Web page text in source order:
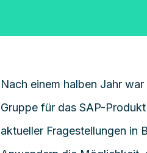
Nach einem halben Jahr
Gruppe für das SAP-
aktueller Fragestellungen in